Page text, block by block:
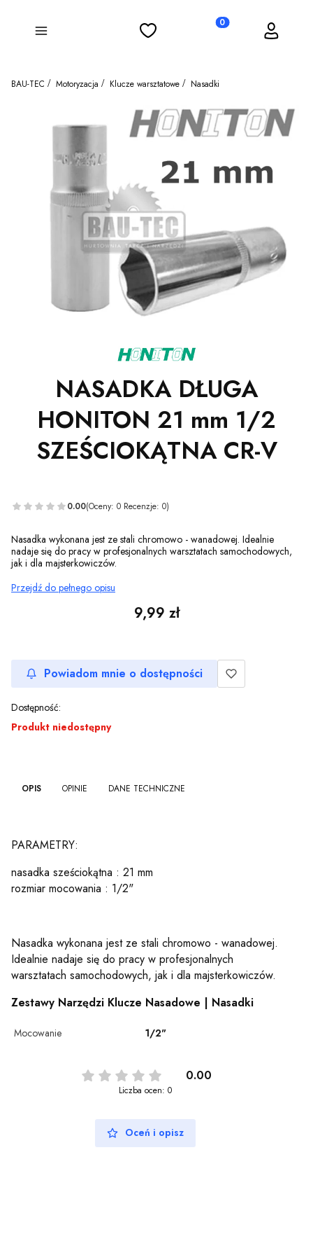
Menu Ulubione Produkty w koszyku:
Koszyk Zaloguj się
BAU-TEC Motoryzacja Klucze warsztatowe Nasadki
NASADKA DŁUGA
HONITON 21 mm 1/2
SZEŚCIOKĄTNA CR-V
0.00(Oceny: 0 Recenzje: 0)
Nasadka wykonana jest ze stali chromowo - wanadowej. Idealnie
nadaje się do pracy w profesjonalnych warsztatach samochodowych,
jak i dla majsterkowiczów.
Przejdź do pełnego opisu
Cena
9,99 zł
Powiadom mnie o dostępności
Dostępność:
Produkt niedostępny
OPIS OPINIE DANE TECHNICZNE
PARAMETRY:
nasadka sześciokątna : 21 mm
rozmiar mocowania : 1/2"
Nasadka wykonana jest ze stali chromowo - wanadowej.
Idealnie nadaje się do pracy w profesjonalnych
warsztatach samochodowych, jak i dla majsterkowiczów.
Zestawy Narzędzi Klucze Nasadowe | Nasadki
Mocowanie 1/2"
0.00
Liczba ocen: 0
Oceń i opisz